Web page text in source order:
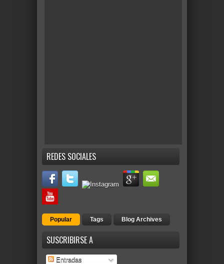
REDES SOCIALES
Popular Tags Blog Archives
SUSCRIBIRSE A
Entradas